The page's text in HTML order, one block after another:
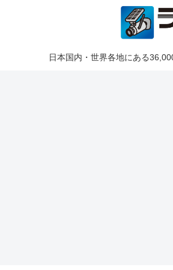
日本国内・世界各地にある